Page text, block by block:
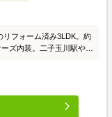
リフォーム済み3LDK。約
ズ内装。二子玉川駅や成